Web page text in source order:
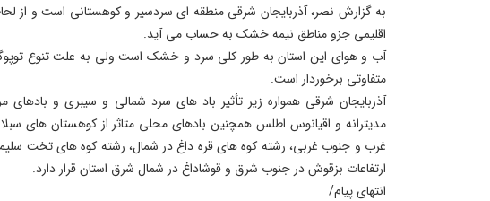
به گزارش نصر، آذربایجان شرقی منطقه ای سردسیر و کوهستانی است و از
اقلیمی جزو مناطق نیمه خشک به حساب می آید.
آب و هوای این استان به طور کلی سرد و خشک است ولی به علت تنوع
متفاوتی برخوردار است.
آذربایجان شرقی همواره زیر تأثیر باد های سرد شمالی و سیبری و بادهای
مدیترانه و اقیانوس اطلس همچنین بادهای محلی متاثر از کوهستان های
غرب و جنوب غربی، رشته کوه های قره داغ در شمال، رشته کوه های تخت
ارتفاعات بزقوش در جنوب شرق و قوشاداغ در شمال شرق استان قرار دارد.
انتهای پیام/